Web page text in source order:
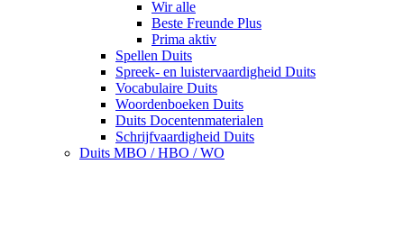
Wir alle
Beste Freunde Plus
Prima aktiv
Spellen Duits
Spreek- en luistervaardigheid Duits
Vocabulaire Duits
Woordenboeken Duits
Duits Docentenmaterialen
Schrijfvaardigheid Duits
Duits MBO / HBO / WO